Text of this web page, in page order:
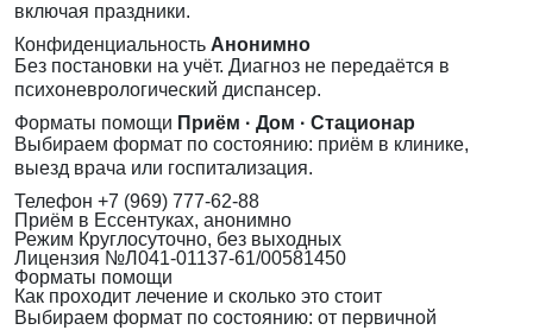
включая праздники.
Конфиденциальность Анонимно
Без постановки на учёт. Диагноз не передаётся в
психоневрологический диспансер.
Форматы помощи Приём · Дом · Стационар
Выбираем формат по состоянию: приём в клинике,
выезд врача или госпитализация.
Телефон +7 (969) 777-62-88
Приём в Ессентуках, анонимно
Режим Круглосуточно, без выходных
Лицензия №Л041-01137-61/00581450
Форматы помощи
Как проходит лечение и сколько это стоит
Выбираем формат по состоянию: от первичной